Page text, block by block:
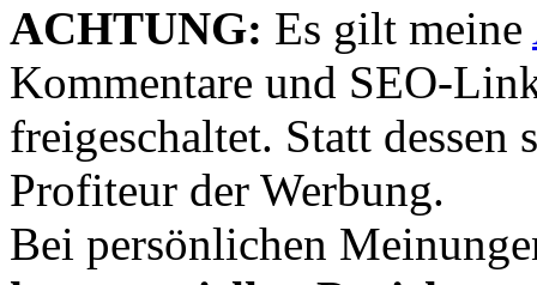
ACHTUNG: Es gilt meine
Kommentare und SEO-
freigeschaltet. Statt dessen
Profiteur der Werbung.
Bei persönlichen